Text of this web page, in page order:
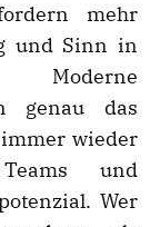
mehr
und Sinn in
genau das
wieder
und
Wer